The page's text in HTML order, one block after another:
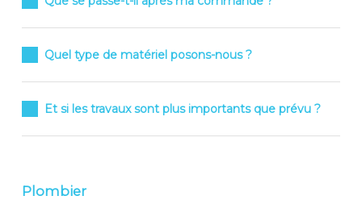
Quel type de matériel posons-nous ?
Et si les travaux sont plus importants que prévu ?
Plombier